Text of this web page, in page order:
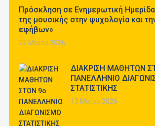
Πρόσκληση σε Ενημερωτική
της μουσικής στην ψυχολογία και
εφήβων»
22 Μαΐου 2026
ΔΙΑΚΡΙΣΗ ΜΑΘΗΤΩΝ
ΠΑΝΕΛΛΗΝΙΟ
ΣΤΑΤΙΣΤΙΚΗΣ
13 Μαΐου 2026